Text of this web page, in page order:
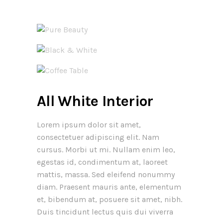
All White Interior
Lorem ipsum dolor sit amet,
consectetuer adipiscing elit. Nam
cursus. Morbi ut mi. Nullam enim leo,
egestas id, condimentum at, laoreet
mattis, massa. Sed eleifend nonummy
diam. Praesent mauris ante, elementum
et, bibendum at, posuere sit amet, nibh.
Duis tincidunt lectus quis dui viverra